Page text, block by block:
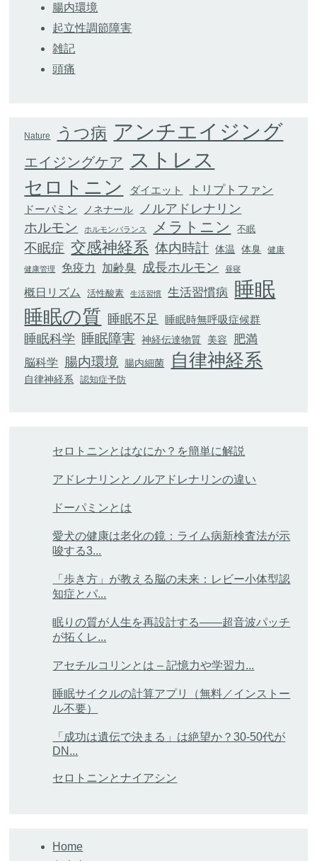
腸内環境
起立性調節障害
雑記
頭痛
Nature うつ病 アンチエイジング
エイジングケア ストレス
セロトニン ダイエット トリプトファン
ドーパミン ノネナール ノルアドレナリン
ホルモン ホルモンバランス メラトニン 不眠
不眠症 交感神経系 体内時計 体温 体臭 健康
健康管理 免疫力 加齢臭 成長ホルモン 昼寝
概日リズム 活性酸素 生活習慣 生活習慣病 睡眠
睡眠の質 睡眠不足 睡眠時無呼吸症候群
睡眠科学 睡眠障害 神経伝達物質 美容 肥満
脳科学 腸内環境 腸内細菌 自律神経系
自律神経系 認知症予防
セロトニンとはなにか？を簡単に解説
アドレナリンとノルアドレナリンの違い
ドーパミンとは
愛犬の健康は老化の鏡：ライム病新検査法が示
唆する3...
「歩き方」が教える脳の未来：レビー小体型認
知症とパ...
眠りの質が人生を再設計する——超音波パッチ
が拓くレ...
アセチルコリンとは – 記憶力や学習力...
睡眠サイクルの計算アプリ（無料／インストー
ル不要）
「成功は遺伝で決まる」は絶望か？30-50代が
DN...
セロトニンとナイアシン
Home